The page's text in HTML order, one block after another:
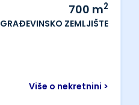
700 m2
GRAĐEVINSKO ZEMLJIŠTE
Više o nekretnini >